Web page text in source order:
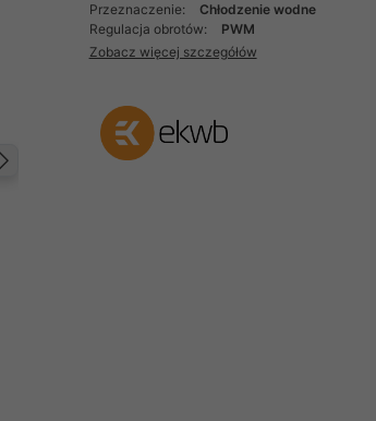
Przeznaczenie:
Chłodzenie wodne
Regulacja obrotów:
PWM
Zobacz więcej szczegółów